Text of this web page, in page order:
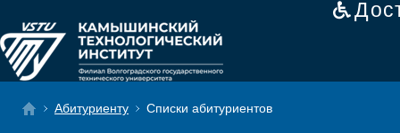
Абитуриенту Списки абитуриентов